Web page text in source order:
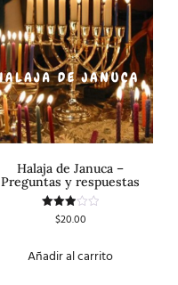
Halaja de Januca –
Preguntas y respuestas
Valorado
con
$20.00
Añadir al carrito